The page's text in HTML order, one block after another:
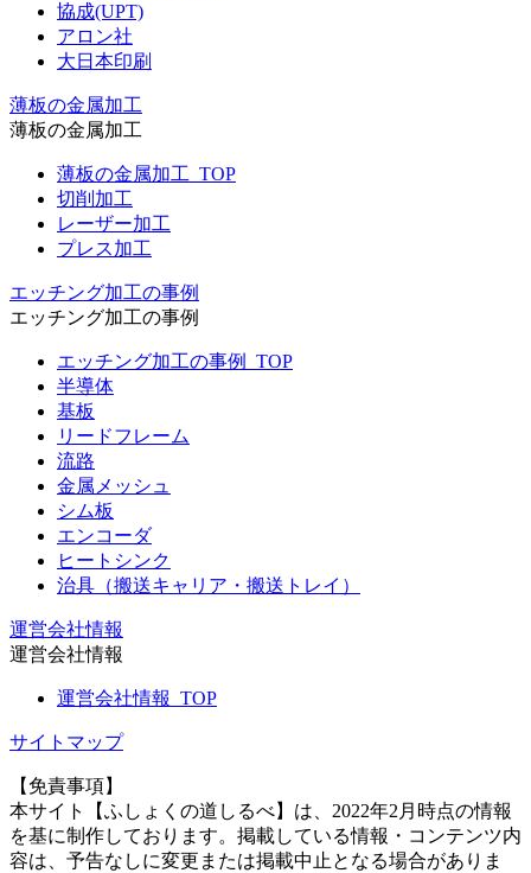
協成(UPT)
アロン社
大日本印刷
薄板の金属加工
薄板の金属加工
薄板の金属加工_TOP
切削加工
レーザー加工
プレス加工
エッチング加工の事例
エッチング加工の事例
エッチング加工の事例_TOP
半導体
基板
リードフレーム
流路
金属メッシュ
シム板
エンコーダ
ヒートシンク
治具（搬送キャリア・搬送トレイ）
運営会社情報
運営会社情報
運営会社情報_TOP
サイトマップ
【免責事項】
本サイト【ふしょくの道しるべ】は、2022年2月時点の情報
を基に制作しております。掲載している情報・コンテンツ内
容は、予告なしに変更または掲載中止となる場合がありま